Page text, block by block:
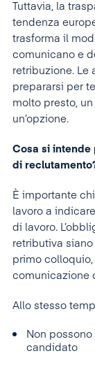
Tuttavia, la
tendenza
trasforma il
comunicano e
retribuzione. Le
prepararsi per
molto presto,
un’opzione.
Cosa si intende
di
È importante
lavoro a
di lavoro.
retributiva
primo
comunicazione
Allo stesso
Non
candidato